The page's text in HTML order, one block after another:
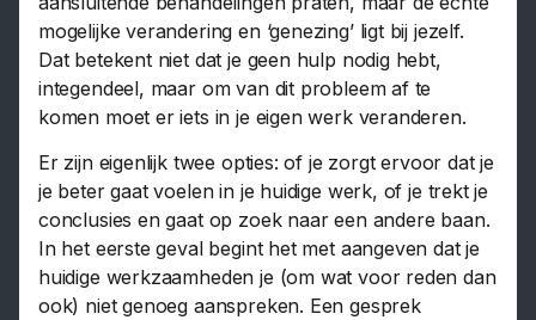
mogelijke verandering en ‘genezing’ ligt bij jezelf.
Dat betekent niet dat je geen hulp nodig hebt,
integendeel, maar om van dit probleem af te
komen moet er iets in je eigen werk veranderen.
Er zijn eigenlijk twee opties: of je zorgt ervoor dat je
je beter gaat voelen in je huidige werk, of je trekt je
conclusies en gaat op zoek naar een andere baan.
In het eerste geval begint het met aangeven dat je
huidige werkzaamheden je (om wat voor reden dan
ook) niet genoeg aanspreken. Een gesprek